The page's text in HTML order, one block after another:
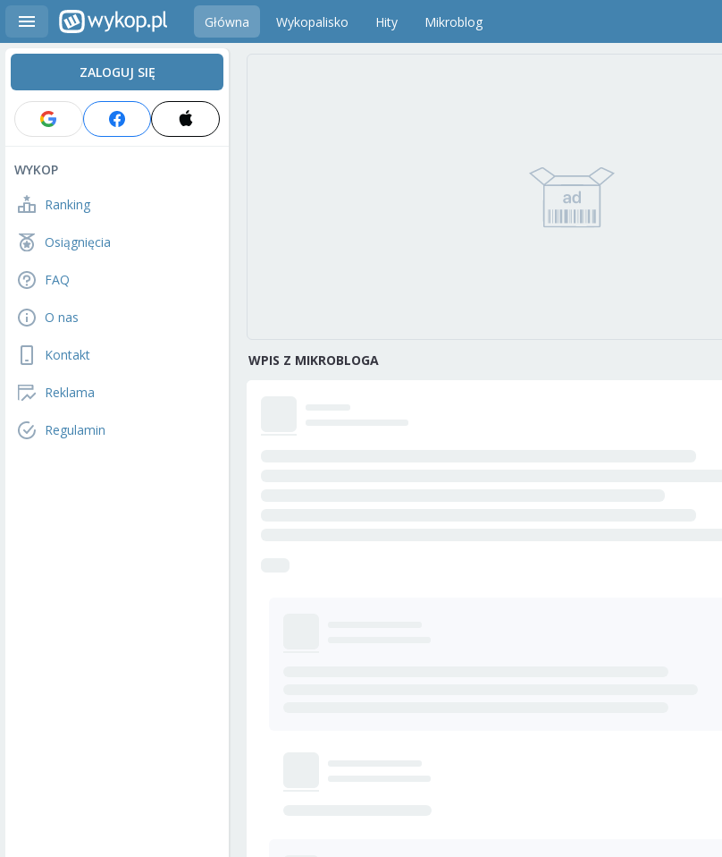
Główna Wykopalisko Hity Mikroblog
ZALOGUJ SIĘ
WYKOP
Ranking
Osiągnięcia
FAQ
O nas
Kontakt
Reklama
Regulamin
WPIS Z MIKROBLOGA